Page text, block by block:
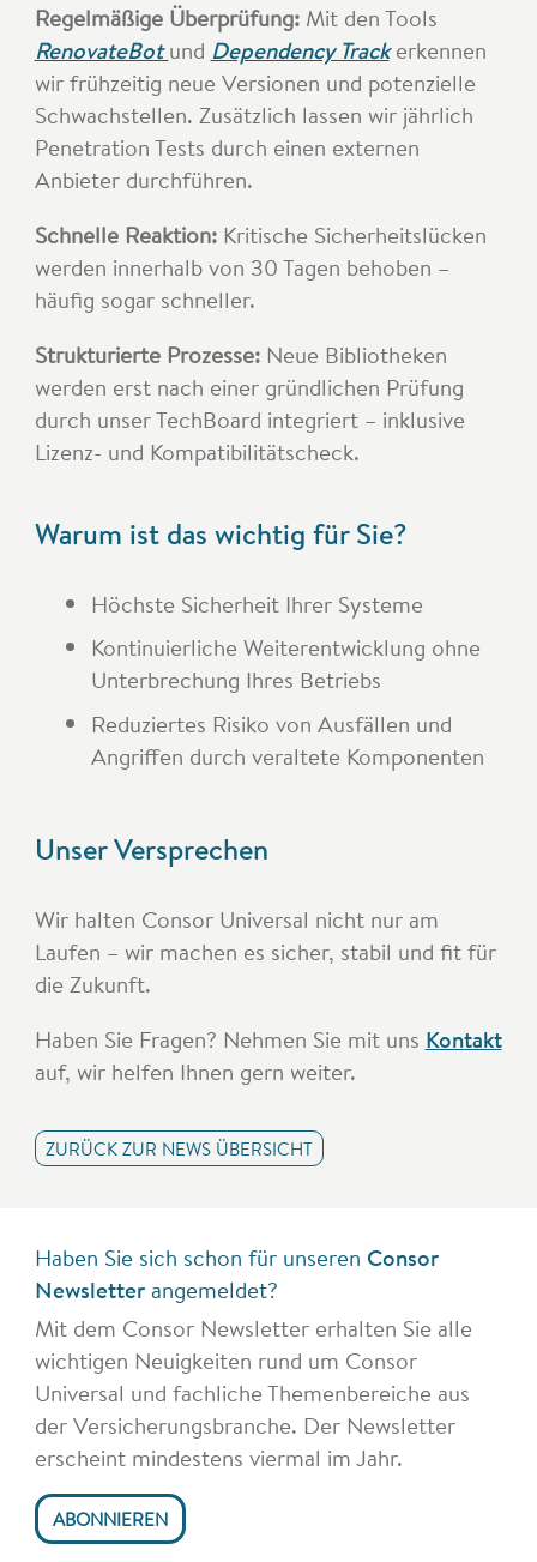
Regelmäßige Überprüfung: Mit den Tools
RenovateBotund Dependency Trackerkennen
wir frühzeitig neue Versionen und potenzielle
Schwachstellen. Zusätzlich lassen wir jährlich
Penetration Tests durch einen externen
Anbieter durchführen.
Schnelle Reaktion:Kritische Sicherheitslücken
werden innerhalb von 30 Tagen behoben –
häufig sogar schneller.
Strukturierte Prozesse:Neue Bibliotheken
werden erst nach einer gründlichen Prüfung
durch unser TechBoard integriert – inklusive
Lizenz- und Kompatibilitätscheck.
Warum ist das wichtig für Sie?
Höchste Sicherheit Ihrer Systeme
Kontinuierliche Weiterentwicklung ohne
Unterbrechung Ihres Betriebs
Reduziertes Risiko von Ausfällen und
Angriffen durch veraltete Komponenten
Unser Versprechen
Wir halten Consor Universal nicht nur am
Laufen – wir machen es sicher, stabil und fit für
die Zukunft.
Haben Sie Fragen? Nehmen Sie mit uns Kontakt
auf, wir helfen Ihnen gern weiter.
ZURÜCK ZUR NEWS ÜBERSICHT
Haben Sie sich schon für unseren Consor
Newsletterangemeldet?
Mit dem Consor Newsletter erhalten Sie alle
wichtigen Neuigkeiten rund um Consor
Universal und fachliche Themenbereiche aus
der Versicherungsbranche. Der Newsletter
erscheint mindestens viermal im Jahr.
ABONNIEREN